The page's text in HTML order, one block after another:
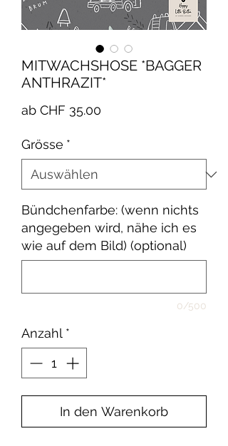
MITWACHSHOSE *BAGGER
ANTHRAZIT*
ab CHF 35.00
Grösse *
Bündchenfarbe: (wenn nichts
angegeben wird, nähe ich es
wie auf dem Bild) (optional)
0/500
Anzahl *
In den Warenkorb